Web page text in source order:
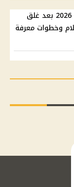
نتيجة تنسيق المرحلة الاولى 2026 بعد غلق
وخطوات معرفة